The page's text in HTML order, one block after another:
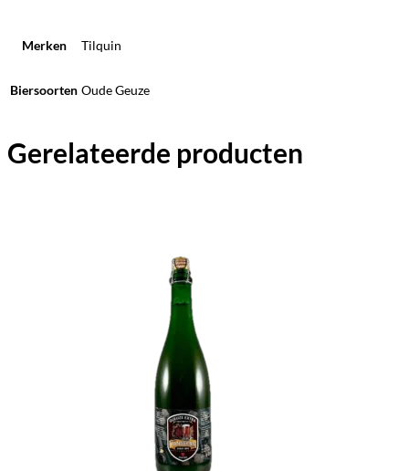
Merken Tilquin
Biersoorten Oude Geuze
Gerelateerde producten